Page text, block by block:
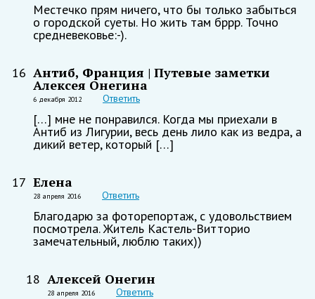
Местечко прям ничего, что бы только забыться
о городской суеты. Но жить там бррр. Точно
средневековье:-).
16 Антиб, Франция | Путевые заметки
Алексея Онегина
6 декабря 2012 Ответить
[…] мне не понравился. Когда мы приехали в
Антиб из Лигурии, весь день лило как из ведра, а
дикий ветер, который […]
17 Елена
28 апреля 2016 Ответить
Благодарю за фоторепортаж, с удовольствием
посмотрела. Житель Кастель-Витторио
замечательный, люблю таких))
18 Алексей Онегин
28 апреля 2016 Ответить